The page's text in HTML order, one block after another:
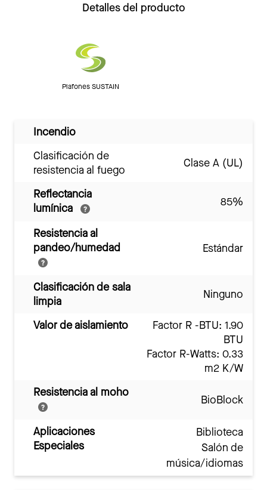
Detalles del producto
Plafones SUSTAIN
Incendio
Clasificación de
resistencia al fuego
Clase A (UL)
Reflectancia
lumínica
85%
Resistencia al
pandeo/humedad
Estándar
Clasificación de sala
limpia
Ninguno
Valor de aislamiento
Factor R -BTU: 1.90
BTU
Factor R-Watts: 0.33
m2 K/W
Resistencia al moho
BioBlock
Aplicaciones
Especiales
Biblioteca
Salón de
música/idiomas